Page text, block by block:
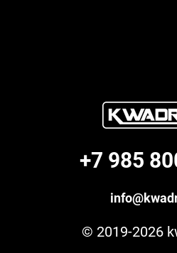
+7 985
© 2019-2026